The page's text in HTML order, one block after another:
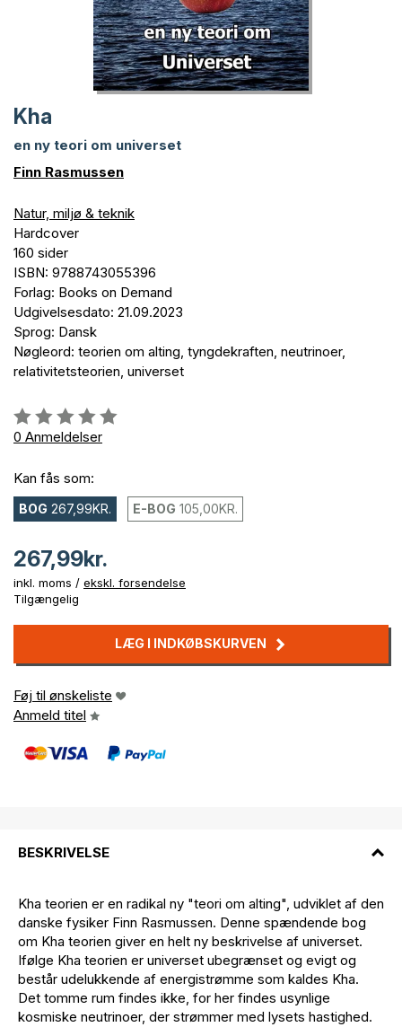
Kha
en ny teori om universet
Finn Rasmussen
Natur, miljø & teknik
Hardcover
160 sider
ISBN: 9788743055396
Forlag: Books on Demand
Udgivelsesdato: 21.09.2023
Sprog: Dansk
Nøgleord: teorien om alting, tyngdekraften, neutrinoer,
relativitetsteorien, universet
Anmeldelse::
0%
0 Anmeldelser
Kan fås som:
BOG 267,99KR. E-BOG 105,00KR.
267,99kr.
inkl. moms / ekskl. forsendelse
Tilgængelig
LÆG I INDKØBSKURVEN
Føj til ønskeliste
Anmeld titel
BESKRIVELSE
Kha teorien er en radikal ny "teori om alting", udviklet af den
danske fysiker Finn Rasmussen. Denne spændende bog
om Kha teorien giver en helt ny beskrivelse af universet.
Ifølge Kha teorien er universet ubegrænset og evigt og
består udelukkende af energistrømme som kaldes Kha.
Det tomme rum findes ikke, for her findes usynlige
kosmiske neutrinoer, der strømmer med lysets hastighed.